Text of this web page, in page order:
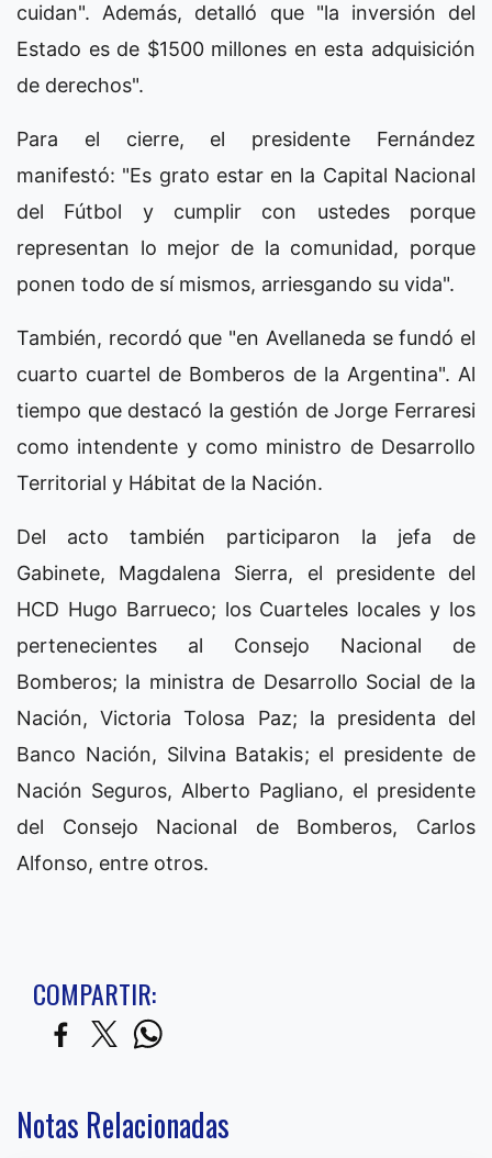
cuidan". Además, detalló que "la inversión del
Estado es de $1500 millones en esta adquisición
de derechos".
Para el cierre, el presidente Fernández
manifestó: "Es grato estar en la Capital Nacional
del Fútbol y cumplir con ustedes porque
representan lo mejor de la comunidad, porque
ponen todo de sí mismos, arriesgando su vida".
También, recordó que "en Avellaneda se fundó el
cuarto cuartel de Bomberos de la Argentina". Al
tiempo que destacó la gestión de Jorge Ferraresi
como intendente y como ministro de Desarrollo
Territorial y Hábitat de la Nación.
Del acto también participaron la jefa de
Gabinete, Magdalena Sierra, el presidente del
HCD Hugo Barrueco; los Cuarteles locales y los
pertenecientes al Consejo Nacional de
Bomberos; la ministra de Desarrollo Social de la
Nación, Victoria Tolosa Paz; la presidenta del
Banco Nación, Silvina Batakis; el presidente de
Nación Seguros, Alberto Pagliano, el presidente
del Consejo Nacional de Bomberos, Carlos
Alfonso, entre otros.
COMPARTIR:
Notas Relacionadas